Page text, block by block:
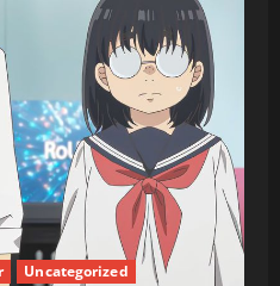
Uncategorized